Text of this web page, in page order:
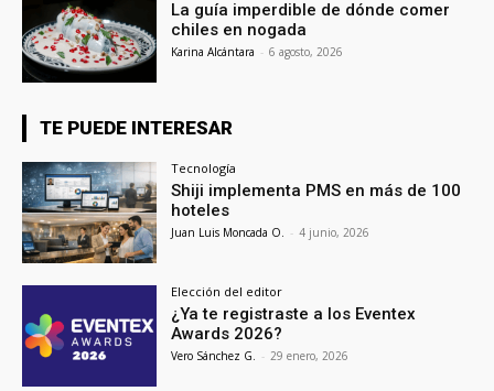
La guía imperdible de dónde comer
chiles en nogada
Karina Alcántara - 6 agosto, 2026
TE PUEDE INTERESAR
Tecnología
Shiji implementa PMS en más de 100
hoteles
Juan Luis Moncada O. - 4 junio, 2026
Elección del editor
¿Ya te registraste a los Eventex
Awards 2026?
Vero Sánchez G. - 29 enero, 2026